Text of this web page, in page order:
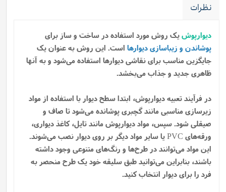
نظرات
دیوارپوشیک روش مورد استفاده در ساخت و ساز برای
پوشاندن و زیباسازی دیوارها است. این روش به عنوان یک
جایگزین مناسب برای نقاشی دیوارها استفاده می‌شود و به آنها
ظاهری جدید و جذاب می‌بخشد.
در فرآیند تعبیه دیوارپوش، ابتدا سطح دیوار با استفاده از مواد
زیرسازی مناسبی مانند گچبری پوشانده می‌شود تا صاف و
صیقلی شود. سپس، مواد دیوارپوش مانند تایل، کاغذ دیواری،
ورقه‌های PVC یا سایر مواد دیگر بر روی دیوار نصب می‌شوند.
این مواد می‌توانند در طرح‌ها و رنگ‌های متنوعی وجود داشته
باشند، بنابراین می‌توانید طبق سلیقه خود یک طرح منحصر به
فرد را برای دیوار انتخاب کنید.